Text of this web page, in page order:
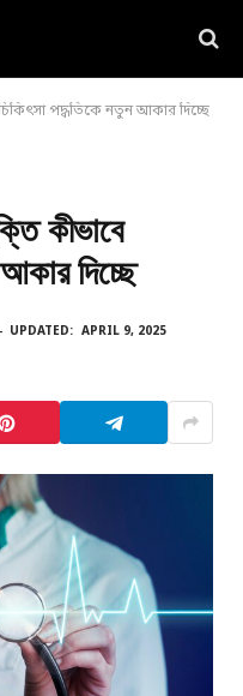
চিকিৎসা পদ্ধতিকে নতুন আকার দিচ্ছে
কীভাবে
দিচ্ছে
UPDATED: APRIL 9, 2025